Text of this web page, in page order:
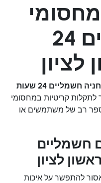
חניה חשמליים 24
שירות תיקון מחסומי חניה חשמליים 24 שעות
לתקלות קריטיות במחסומי
רב של משתמשים או
חשמליים
לציון
להתפשר על איכות